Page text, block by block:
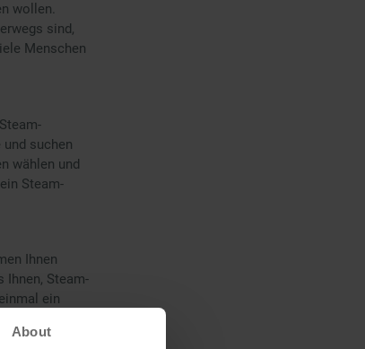
About
wollen.
sind,
Menschen
suchen
wählen und
Steam-
Ihnen
Ihnen, Steam-
ein
Sie Ihre